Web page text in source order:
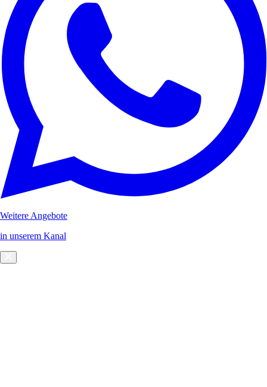
Weitere Angebote
in unserem Kanal